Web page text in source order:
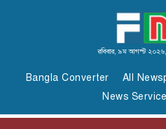
রবিবার, ৯ম আগস্ট
Bangla Converter All
News Service